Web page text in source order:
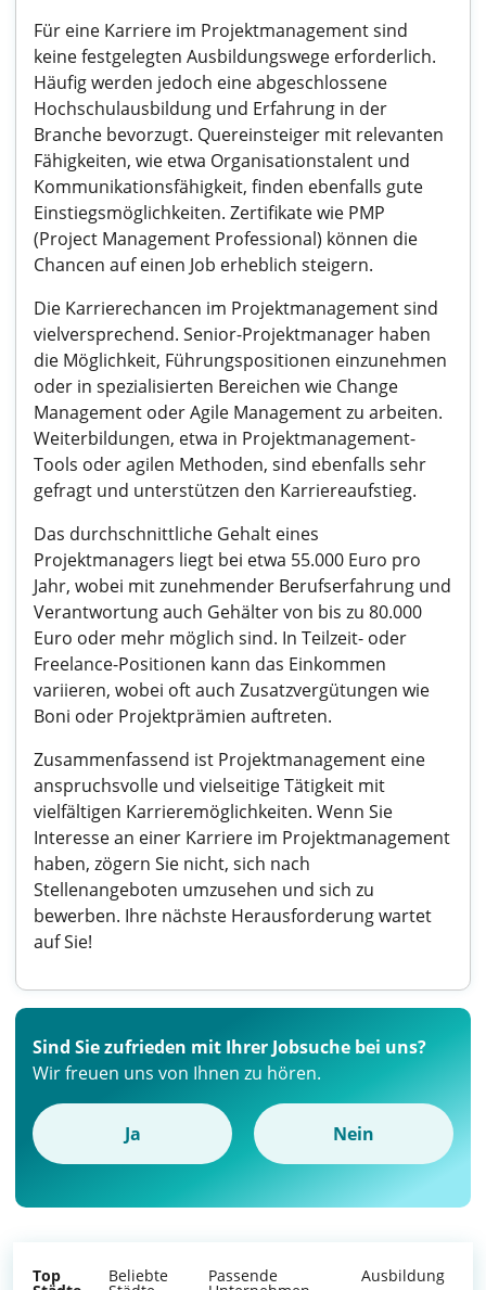
Für eine Karriere im Projektmanagement sind
keine festgelegten Ausbildungswege erforderlich.
Häufig werden jedoch eine abgeschlossene
Hochschulausbildung und Erfahrung in der
Branche bevorzugt. Quereinsteiger mit relevanten
Fähigkeiten, wie etwa Organisationstalent und
Kommunikationsfähigkeit, finden ebenfalls gute
Einstiegsmöglichkeiten. Zertifikate wie PMP
(Project Management Professional) können die
Chancen auf einen Job erheblich steigern.
Die Karrierechancen im Projektmanagement sind
vielversprechend. Senior-Projektmanager haben
die Möglichkeit, Führungspositionen einzunehmen
oder in spezialisierten Bereichen wie Change
Management oder Agile Management zu arbeiten.
Weiterbildungen, etwa in Projektmanagement-
Tools oder agilen Methoden, sind ebenfalls sehr
gefragt und unterstützen den Karriereaufstieg.
Das durchschnittliche Gehalt eines
Projektmanagers liegt bei etwa 55.000 Euro pro
Jahr, wobei mit zunehmender Berufserfahrung und
Verantwortung auch Gehälter von bis zu 80.000
Euro oder mehr möglich sind. In Teilzeit- oder
Freelance-Positionen kann das Einkommen
variieren, wobei oft auch Zusatzvergütungen wie
Boni oder Projektprämien auftreten.
Zusammenfassend ist Projektmanagement eine
anspruchsvolle und vielseitige Tätigkeit mit
vielfältigen Karrieremöglichkeiten. Wenn Sie
Interesse an einer Karriere im Projektmanagement
haben, zögern Sie nicht, sich nach
Stellenangeboten umzusehen und sich zu
bewerben. Ihre nächste Herausforderung wartet
auf Sie!
Sind Sie zufrieden mit Ihrer Jobsuche bei uns?
Wir freuen uns von Ihnen zu hören.
Ja Nein
Top Beliebte Passende Ausbildung